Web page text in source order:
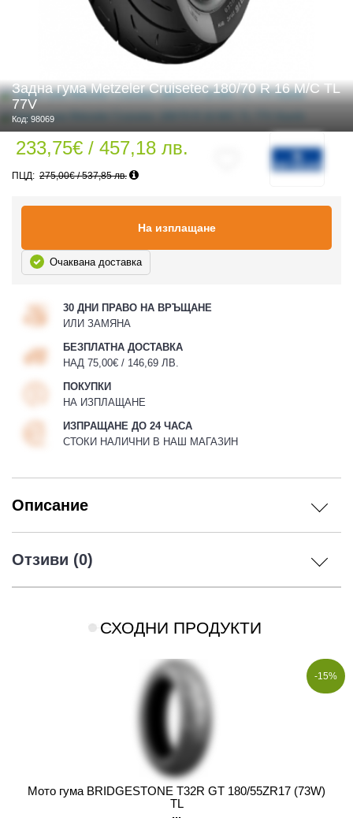
ЕКИПИРОВКА
Задна гума Metzeler Cruisetec 180/70 R 16 M/C TL
77V
Код: 98069
233,75€ / 457,18 лв.
275,00€ / 537,85 лв.
На изплащане
Очаквана доставка
30 ДНИ ПРАВО НА ВРЪЩАНЕ
ИЛИ ЗАМЯНА
БЕЗПЛАТНА ДОСТАВКА
НАД 75,00€ / 146,69 ЛВ.
ПОКУПКИ
НА ИЗПЛАЩАНЕ
ИЗПРАЩАНЕ ДО 24 ЧАСА
СТОКИ НАЛИЧНИ В НАШ МАГАЗИН
Описание
Отзиви (0)
СХОДНИ ПРОДУКТИ
-15%
Мото гума BRIDGESTONE T32R GT 180/55ZR17 (73W)
TL